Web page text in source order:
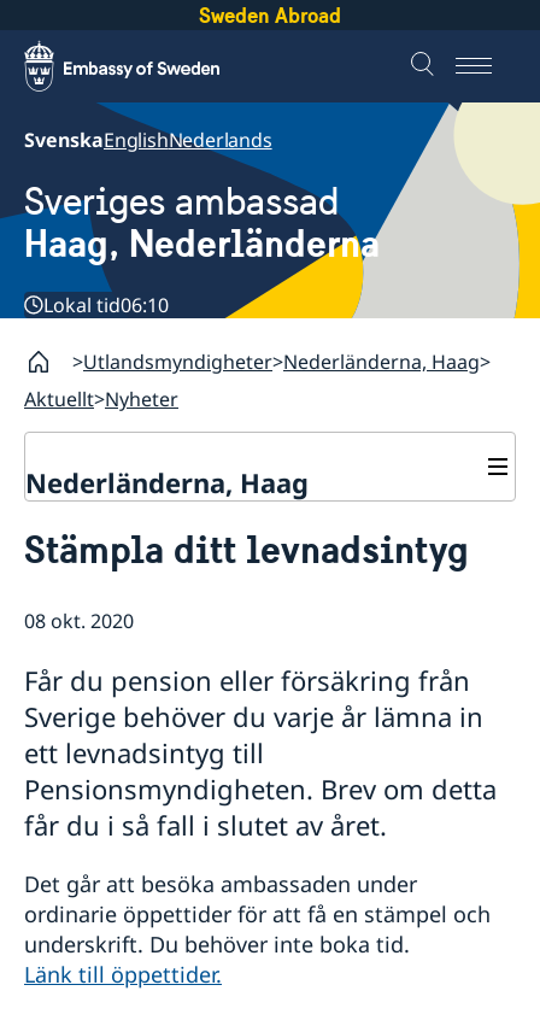
Sweden Abroad
SvenskaEnglishNederlands
Sveriges ambassad
Haag, Nederländerna
Lokal tid06:10
Utlandsmyndigheter Nederländerna, Haag
Aktuellt Nyheter
Nederländerna, Haag
Om ambassaden
Parkering
Om ambassaden
Sverige i Aruba
Sverige i Sint Maarten
Sverige i Curaçao
Organisationer och föreningar
Vi är en resurs för svenska företag
Så kan du få stöd
Svenska företag i Nederländerna
Anmäl handelshinder
Aktuellt
Nyheter
Kalendarium
Stämpla ditt levnadsintyg
08 okt. 2020
Får du pension eller försäkring från
Sverige behöver du varje år lämna in
ett levnadsintyg till
Pensionsmyndigheten. Brev om detta
får du i så fall i slutet av året.
Det går att besöka ambassaden under
ordinarie öppettider för att få en stämpel och
underskrift. Du behöver inte boka tid.
Länk till öppettider.